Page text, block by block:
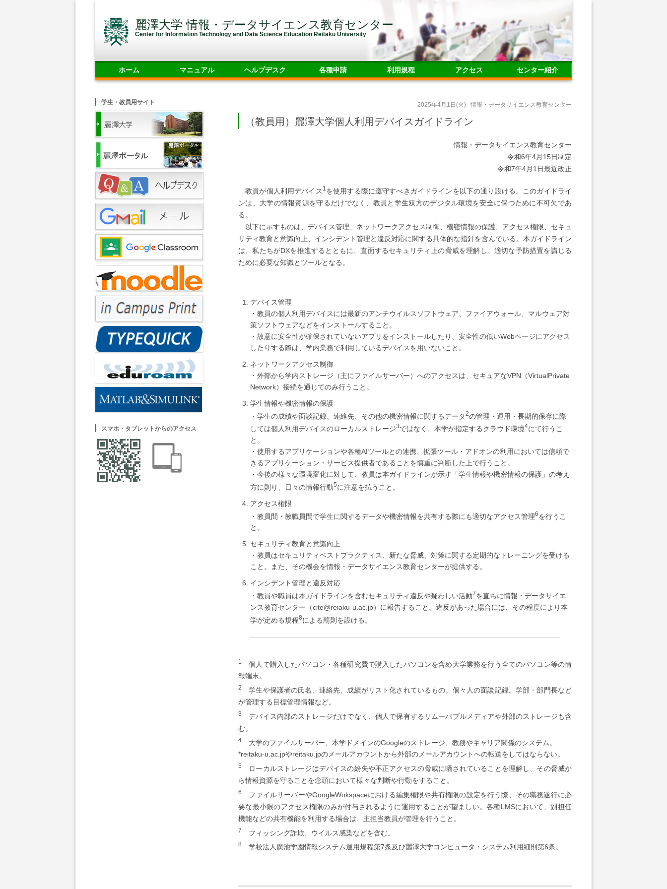
麗澤大学 情報・データサイエンス教育センター
Center for Information Technology and Data Science Education Reitaku University
ホーム マニュアル ヘルプデスク 各種申請 利用規程 アクセス センター紹介
2025年4月1日(火) 情報・データサイエンス教育センター
（教員用）麗澤大学個人利用デバイスガイドライン
情報・データサイエンス教育センター
令和6年4月15日制定
令和7年4月1日最近改正
教員が個人利用デバイス 1を使用する際に遵守すべきガイドラインを以下の通り設ける。このガイドライ
ンは、大学の情報資源を守るだけでなく、教員と学生双方のデジタル環境を安全に保つために不可欠であ
る。
以下に示すものは、デバイス管理、ネットワークアクセス制御、機密情報の保護、アクセス権限、セキュ
リティ教育と意識向上、インシデント管理と違反対応に関する具体的な指針を含んでいる。本ガイドライン
は、私たちがDXを推進するとともに、直面するセキュリティ上の脅威を理解し、適切な予防措置を講じる
ために必要な知識とツールとなる。
デバイス管理
・教員の個人利用デバイスには最新のアンチウイルスソフトウェア、ファイアウォール、マルウェア対
策ソフトウェアなどをインストールすること。
・故意に安全性が確保されていないアプリをインストールしたり、安全性の低いWebページにアクセス
したりする際は、学内業務で利用しているデバイスを用いないこと。
ネットワークアクセス制御
・外部から学内ストレージ（主にファイルサーバー）へのアクセスは、セキュアなVPN（VirtualPrivate
Network）接続を通じてのみ行うこと。
学生情報や機密情報の保護
・学生の成績や面談記録、連絡先、その他の機密情報に関するデータ2の管理・運用・長期的保存に際
しては個人利用デバイスのローカルストレージ3ではなく、本学が指定するクラウド環境4にて行うこ
と。
・使用するアプリケーションや各種AIツールとの連携、拡張ツール・アドオンの利用においては信頼で
きるアプリケーション・サービス提供者であることを慎重に判断した上で行うこと。
・今後の様々な環境変化に対して、教員は本ガイドラインが示す「学生情報や機密情報の保護」の考え
方に則り、日々の情報行動5に注意を払うこと。
アクセス権限
・教員間・教職員間で学生に関するデータや機密情報を共有する際にも適切なアクセス管理6を行うこ
と。
セキュリティ教育と意識向上
・教員はセキュリティベストプラクティス、新たな脅威、対策に関する定期的なトレーニングを受ける
こと。また、その機会を情報・データサイエンス教育センターが提供する。
インシデント管理と違反対応
・教員や職員は本ガイドラインを含むセキュリティ違反や疑わしい活動7を直ちに情報・データサイエ
ンス教育センター（cite@reiaku-u.ac.jp）に報告すること。違反があった場合には、その程度により本
学が定める規程8による罰則を設ける。
1
個人で購入したパソコン・各種研究費で購入したパソコンを含め大学業務を行う全てのパソコン等の情
報端末。
2
学生や保護者の氏名、連絡先、成績がリスト化されているもの。個々人の面談記録。学部・部門長など
が管理する目標管理情報など。
3
デバイス内部のストレージだけでなく、個人で保有するリムーバブルメディアや外部のストレージも含
む。
4
大学のファイルサーバー、本学ドメインのGoogleのストレージ、教務やキャリア関係のシステム。
*reitaku-u.ac.jpやreitaku.jpのメールアカウントから外部のメールアカウントへの転送をしてはならない。
5
ローカルストレージはデバイスの紛失や不正アクセスの脅威に晒されていることを理解し、その脅威か
ら情報資源を守ることを念頭において様々な判断や行動をすること。
6
ファイルサーバーやGoogleWokspaceにおける編集権限や共有権限の設定を行う際、その職務遂行に必
要な最小限のアクセス権限のみが付与されるように運用することが望ましい。各種LMSにおいて、副担任
機能などの共有機能を利用する場合は、主担当教員が管理を行うこと。
7 フィッシング詐欺、ウイルス感染などを含む。
8 学校法人廣池学園情報システム運用規程第7条及び麗澤大学コンピュータ・システム利用細則第6条。
学生・教員用サイト
スマホ・タブレットからのアクセス